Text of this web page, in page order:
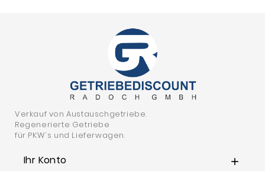
Verkauf von Austauschgetriebe.
Regenerierte Getriebe
für PKW´s und Lieferwagen.
Ihr Konto 